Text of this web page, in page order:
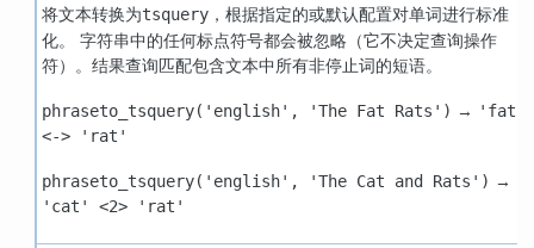
将文本转换为tsquery，根据指定的或默认配置对单词进行标准
化。 字符串中的任何标点符号都会被忽略（它不决定查询操作
符）。结果查询匹配包含文本中所有非停止词的短语。
phraseto_tsquery('english', 'The Fat Rats') →
'fat'
<-> 'rat'
phraseto_tsquery('english', 'The Cat and Rats') →
'cat' <2> 'rat'